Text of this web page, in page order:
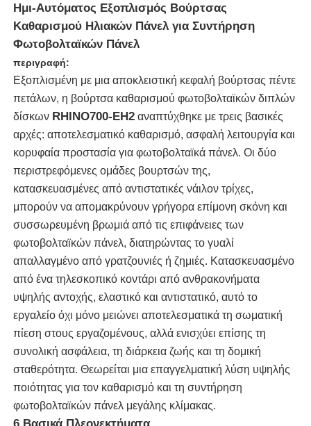
Αρχική Σελίδα
Προϊόντα
Βίντεο
Σχετικά με εμάς
Γύρος εργοστασίων
Ποιοτικός έλεγχος
επαφή
Νέα
Όλες οι περιπτώσεις
Ζητήστε ένα απόσπασμα
Ημι-Αυτόματος Εξοπλισμός Βούρτσας
Καθαρισμού Ηλιακών Πάνελ για Συντήρηση
Φωτοβολταϊκών Πάνελ
περιγραφή:
Εξοπλισμένη με μια αποκλειστική κεφαλή βούρτσας πέντε
πετάλων, η βούρτσα καθαρισμού φωτοβολταϊκών διπλών
δίσκων RHINO700-EH2 αναπτύχθηκε με τρεις βασικές
αρχές: αποτελεσματικό καθαρισμό, ασφαλή λειτουργία και
κορυφαία προστασία για φωτοβολταϊκά πάνελ. Οι δύο
περιστρεφόμενες ομάδες βουρτσών της,
κατασκευασμένες από αντιστατικές νάιλον τρίχες,
μπορούν να απομακρύνουν γρήγορα επίμονη σκόνη και
συσσωρευμένη βρωμιά από τις επιφάνειες των
φωτοβολταϊκών πάνελ, διατηρώντας το γυαλί
απαλλαγμένο από γρατζουνιές ή ζημιές. Κατασκευασμένο
από ένα τηλεσκοπικό κοντάρι από ανθρακονήματα
υψηλής αντοχής, ελαστικό και αντιστατικό, αυτό το
εργαλείο όχι μόνο μειώνει αποτελεσματικά τη σωματική
πίεση στους εργαζομένους, αλλά ενισχύει επίσης τη
συνολική ασφάλεια, τη διάρκεια ζωής και τη δομική
σταθερότητα. Θεωρείται μια επαγγελματική λύση υψηλής
ποιότητας για τον καθαρισμό και τη συντήρηση
φωτοβολταϊκών πάνελ μεγάλης κλίμακας.
6 Βασικά Πλεονεκτήματα